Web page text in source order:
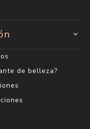
de belleza?